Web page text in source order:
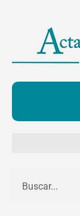
contenido